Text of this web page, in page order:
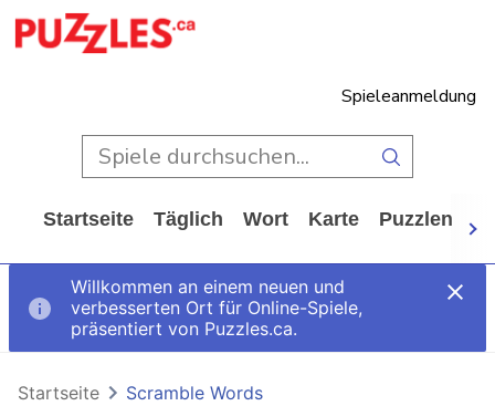
Spieleanmeldung
Startseite Täglich Wort Karte Puzzlen
Willkommen an einem neuen und
verbesserten Ort für Online-Spiele,
präsentiert von Puzzles.ca.
Startseite Scramble Words